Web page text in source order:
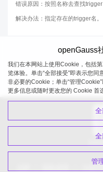
错误原因：按照名称去查找trigger
解决办法：指定存在的trigger名。
openGauss 2026-08-06
openGauss
我们在本网站上使用Cookie，包括
览体验。单击“全部接受”即表示您同
非必要的Cookie；单击“管理
更多信息或随时更改您的 Cookie 首
管